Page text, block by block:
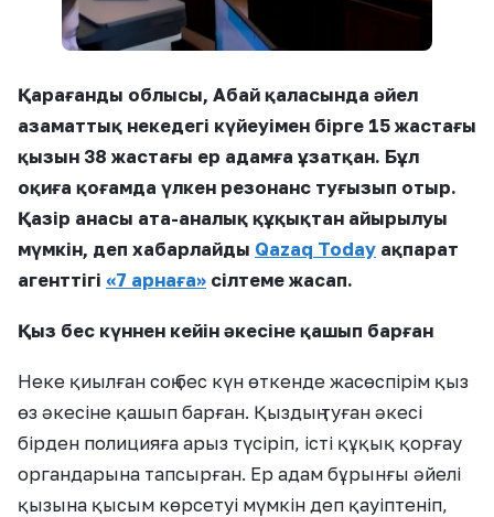
Қарағанды облысы, Абай қаласында әйел
азаматтық некедегі күйеуімен бірге 15 жастағы
қызын 38 жастағы ер адамға ұзатқан. Бұл
оқиға қоғамда үлкен резонанс туғызып отыр.
Қазір анасы ата-аналық құқықтан айырылуы
мүмкін, деп хабарлайды Qazaq Today ақпарат
агенттігі «7 арнаға» сілтеме жасап.
Қыз бес күннен кейін әкесіне қашып барған
Неке қиылған соң бес күн өткенде жасөспірім қыз
өз әкесіне қашып барған. Қыздың туған әкесі
бірден полицияға арыз түсіріп, істі құқық қорғау
органдарына тапсырған. Ер адам бұрынғы әйелі
қызына қысым көрсетуі мүмкін деп қауіптеніп,